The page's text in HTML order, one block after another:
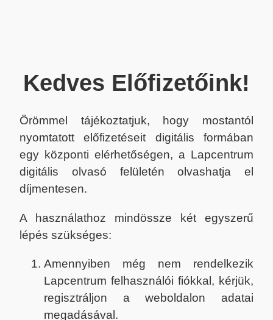
Kedves Előfizetőink!
Örömmel tájékoztatjuk, hogy mostantól
nyomtatott előfizetéseit digitális formában
egy központi elérhetőségen, a Lapcentrum
digitális olvasó felületén olvashatja el
díjmentesen.
A használathoz mindössze két egyszerű
lépés szükséges:
Amennyiben még nem rendelkezik
Lapcentrum felhasználói fiókkal, kérjük,
regisztráljon a weboldalon adatai
megadásával.